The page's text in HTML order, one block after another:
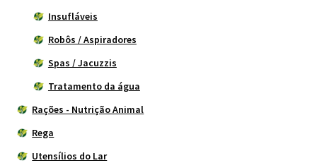
Insufláveis
Robôs / Aspiradores
Spas / Jacuzzis
Tratamento da água
Rações - Nutrição Animal
Rega
Utensílios do Lar